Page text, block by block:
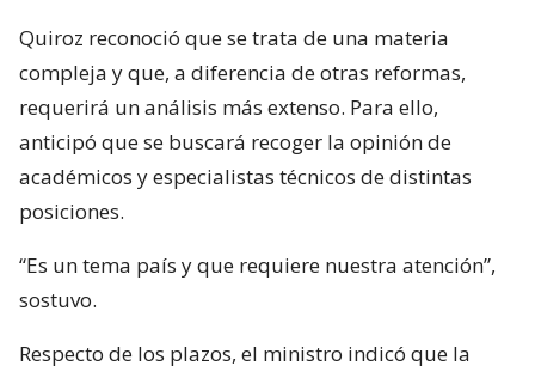
Quiroz reconoció que se trata de una materia
compleja y que, a diferencia de otras reformas,
requerirá un análisis más extenso. Para ello,
anticipó que se buscará recoger la opinión de
académicos y especialistas técnicos de distintas
posiciones.
“Es un tema país y que requiere nuestra atención”,
sostuvo.
Respecto de los plazos, el ministro indicó que la